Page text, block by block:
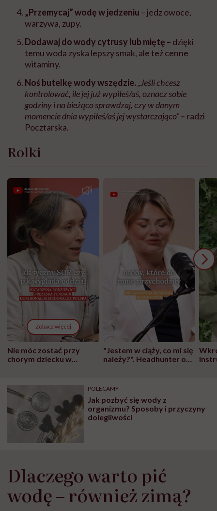
„Przemycaj” wodę w jedzeniu – jedz owoce,
warzywa, zupy.
Dodawaj do wody cytrusy lub miętę – dzięki
temu woda zyska lepszy smak, ale też cenne
witaminy.
Noś butelkę wody wszędzie.„Jeśli chcesz
kontrolować, ile jej już wypiłeś/aś, oznacz sobie
godziny i na bieżąco sprawdzaj, czy w danym
momencie dnia wypiłeś/aś jej wystarczająco”– radzi
Pocztarska.
Rolki
Zobacz więcej
Nie móc zostać przy
chorym dziecku w
może chyba tylko
głupota i brak
wyobraźni"
"Jestem w ciąży, co mi się
należy?". Headhunter o
pracy
POLECAMY
Jak pozbyć się wody z
organizmu? Sposoby i przyczyny
dolegliwości
Dlaczego warto pić
wodę – również zimą?